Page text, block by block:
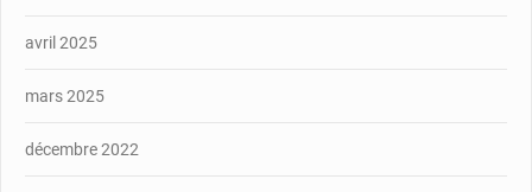
avril 2025
mars 2025
décembre 2022